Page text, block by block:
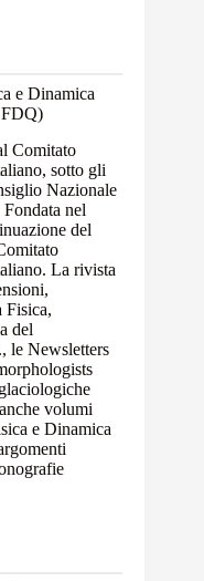
e Dinamica
Comitato
sotto gli
Nazionale
nel
del
La rivista
Fisica,
del
le Newsletters
volumi
e Dinamica